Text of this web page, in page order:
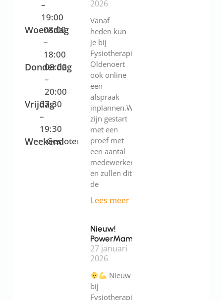
–
19:00
Woensdag
08:00
–
18:00
Donderdag
08:00
–
20:00
Vrijdag
07:30
–
19:30
Weekend
Gesloten
2026
Vanaf
heden kun
je bij
Fysiotherapie
Oldenoert
ook online
een
afspraak
inplannen.We
zijn gestart
met een
proef met
een aantal
medewerkers
en zullen dit
de
Lees meer
Nieuw!
PowerMama
27 januari
2026
Nieuw
bij
Fysiotherapie